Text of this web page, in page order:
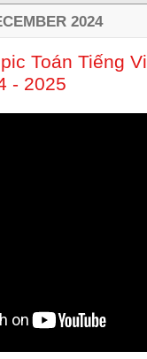
2024
Toán Tiếng
- 2025